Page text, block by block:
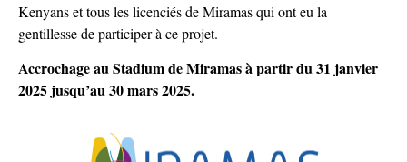
Kenyans et tous les licenciés de Miramas qui ont eu la
gentillesse de participer à ce projet.
Accrochage au Stadium de Miramas à partir du 31 janvier
2025 jusqu’au 30 mars 2025.